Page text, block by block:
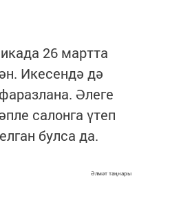
26 мартта
Икесендә дә
Әлеге
салонга үтеп
булса да.
Әлмәт таңнары